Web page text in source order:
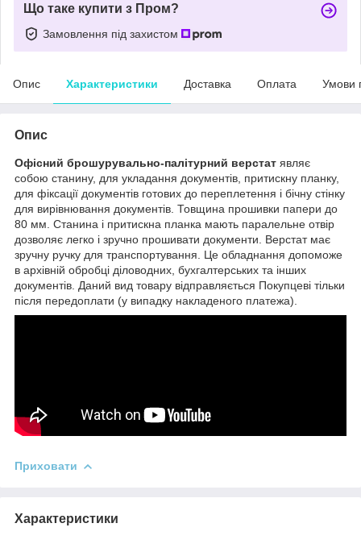
Що таке купити з Пром?
Замовлення під захистом
Опис Характеристики Доставка Оплата Умови
Опис
Офісний брошурувально-палітурний верстат являє
собою станину, для укладання документів, притискну планку,
для фіксації документів готових до переплетення і бічну стінку
для вирівнювання документів. Товщина прошивки папери до
80 мм. Станина і притискна планка мають паралельне отвір
дозволяє легко і зручно прошивати документи. Верстат має
зручну ручку для транспортування. Це обладнання допоможе
в архівній обробці діловодних, бухгалтерських та інших
документів. Даний вид товару відправляється Покупцеві тільки
після передоплати (у випадку накладеного платежа).
Приховати
Характеристики